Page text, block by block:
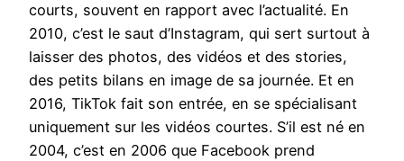
courts, souvent en rapport avec l’actualité. En
2010, c’est le saut d’Instagram, qui sert surtout à
laisser des photos, des vidéos et des stories,
des petits bilans en image de sa journée. Et en
2016, TikTok fait son entrée, en se spécialisant
uniquement sur les vidéos courtes. S’il est né en
2004, c’est en 2006 que Facebook prend